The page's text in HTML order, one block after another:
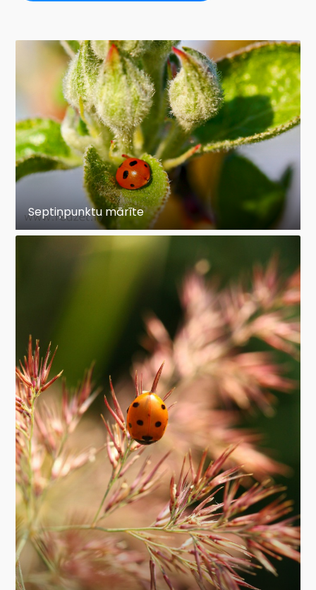
Septiņpunktu mārīte